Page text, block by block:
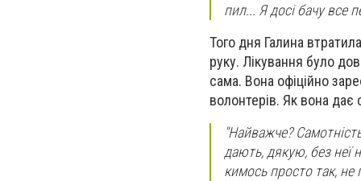
пил... Я досі бачу все
Того дня Галина
руку. Лікування було
сама. Вона офіційно
волонтерів. Як вона
"Найважче?
дають, дякую, без неї
кимось просто так,